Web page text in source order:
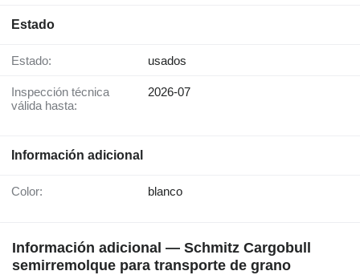
Estado
Estado: usados
Inspección técnica
válida hasta:
2026-07
Información adicional
Color: blanco
Información adicional — Schmitz Cargobull
semirremolque para transporte de grano